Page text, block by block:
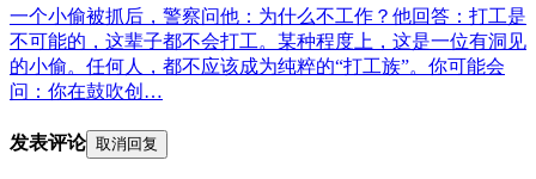
一个小偷被抓后，警察问他：为什么不工作？他回答：打工是
不可能的，这辈子都不会打工。某种程度上，这是一位有洞见
的小偷。任何人，都不应该成为纯粹的“打工族”。你可能会
问：你在鼓吹创…
发表评论 取消回复